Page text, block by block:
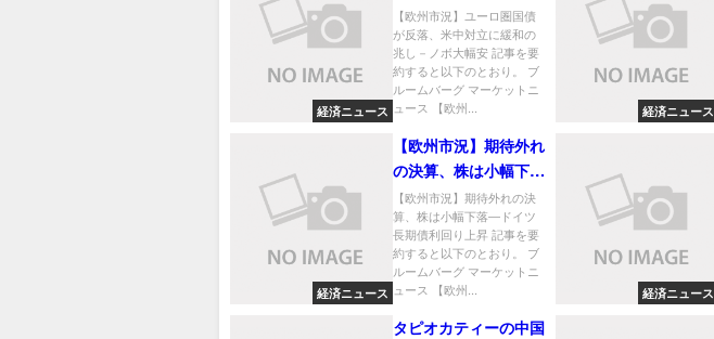
経済ニュース
に緩和の兆し－ノボ大
幅安
【欧州市況】ユーロ圏国債
が反落、米中対立に緩和の
兆し－ノボ大幅安 記事を要
約すると以下のとおり。 ブ
ルームバーグ マーケットニ
ュース 【欧州...
経済ニュース
経済ニュース
【欧州市況】期待外れ
の決算、株は小幅下落
―ドイツ長期債利回り
上昇
【欧州市況】期待外れの決
算、株は小幅下落―ドイツ
長期債利回り上昇 記事を要
約すると以下のとおり。 ブ
ルームバーグ マーケットニ
ュース 【欧州...
経済ニュース
タピオカティーの中国